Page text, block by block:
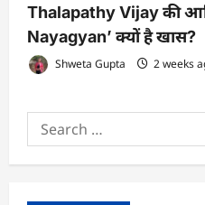
Thalapathy Vijay की
Nayagyan’ क्यों है खास?
Shweta Gupta 2 weeks
Search
for: